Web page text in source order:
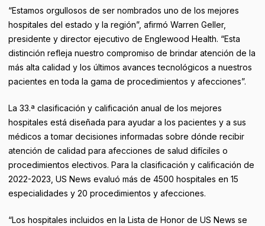
“Estamos orgullosos de ser nombrados uno de los mejores
hospitales del estado y la región”, afirmó Warren Geller,
presidente y director ejecutivo de Englewood Health. “Esta
distinción refleja nuestro compromiso de brindar atención de la
más alta calidad y los últimos avances tecnológicos a nuestros
pacientes en toda la gama de procedimientos y afecciones”.
La 33.ª clasificación y calificación anual de los mejores
hospitales está diseñada para ayudar a los pacientes y a sus
médicos a tomar decisiones informadas sobre dónde recibir
atención de calidad para afecciones de salud difíciles o
procedimientos electivos. Para la clasificación y calificación de
2022-2023, US News evaluó más de 4500 hospitales en 15
especialidades y 20 procedimientos y afecciones.
“Los hospitales incluidos en la Lista de Honor de US News se